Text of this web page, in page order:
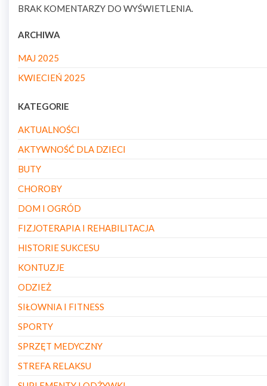
BRAK KOMENTARZY DO WYŚWIETLENIA.
ARCHIWA
MAJ 2025
KWIECIEŃ 2025
KATEGORIE
AKTUALNOŚCI
AKTYWNOŚĆ DLA DZIECI
BUTY
CHOROBY
DOM I OGRÓD
FIZJOTERAPIA I REHABILITACJA
HISTORIE SUKCESU
KONTUZJE
ODZIEŻ
SIŁOWNIA I FITNESS
SPORTY
SPRZĘT MEDYCZNY
STREFA RELAKSU